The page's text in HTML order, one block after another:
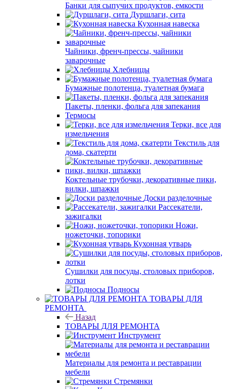
Банки для сыпучих продуктов, емкости
Дуршлаги, сита
Кухонная навеска
Чайники, френч-прессы, чайники
заварочные
Хлебницы
Бумажные полотенца, туалетная бумага
Пакеты, пленки, фольга для запекания
Термосы
Терки, все для
измельчения
Текстиль для
дома, скатерти
Коктельные трубочки, декоративные пики,
вилки, шпажки
Доски разделочные
Рассекатели,
зажигалки
Ножи,
ножеточки, топорики
Кухонная утварь
Сушилки для посуды, столовых приборов,
лотки
Подносы
ТОВАРЫ ДЛЯ
РЕМОНТА
Назад
ТОВАРЫ ДЛЯ РЕМОНТА
Инструмент
Материалы для ремонта и реставрации
мебели
Стремянки